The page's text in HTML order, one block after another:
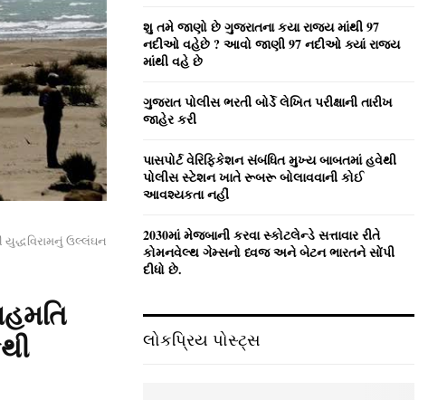
યુદ્ધવિરામનું ઉલ્લંઘન
H
શુ તમે જાણો છે ગુજરાતના કયા રાજ્ય માંથી 97
નદીઓ વહેછે ? આવો જાણી 97 નદીઓ ક્યાં રાજ્ય
માંથી વહે છે
ગુજરાત પોલીસ ભરતી બોર્ડે લેખિત પરીક્ષાની તારીખ
જાહેર કરી
પાસપોર્ટ વેરિફિકેશન સંબંધિત મુખ્ય બાબતમાં હવેથી
પોલીસ સ્ટેશન ખાતે રૂબરૂ બોલાવવાની કોઈ
આવશ્યકતા નહીં
2030માં મેજબાની કરવા સ્કોટલેન્ડે સત્તાવાર રીતે
કોમનવેલ્થ ગેમ્સનો ધ્વજ અને બેટન ભારતને સોંપી
દીધો છે.
લોકપ્રિય પોસ્ટ્સ